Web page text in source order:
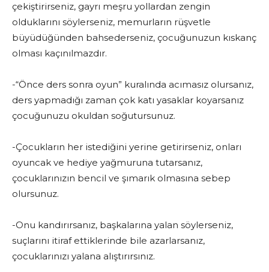
çekiş­tirirseniz, gayrı meşru yollardan zengin
olduklarını söylerseniz, memurların rüşvetle
büyüdüğünden bahsederseniz, çocuğunuzun kıskanç
olması kaçınılmazdır.
-“Önce ders sonra oyun” kuralında acımasız olursanız,
ders yapmadığı zaman çok katı yasaklar koyarsanız
çocuğunuzu okuldan soğutursunuz.
-Çocukların her istediğini yerine getirirseniz, onları
oyun­cak ve hediye yağmuruna tutarsanız,
çocuklarınızın bencil ve şı­marık olmasına sebep
olursunuz.
-Onu kandırırsanız, başkalarına yalan söylerseniz,
suçlarını itiraf ettiklerinde bile azarlarsanız,
çocuklarınızı yalana alıştırı­rsınız.